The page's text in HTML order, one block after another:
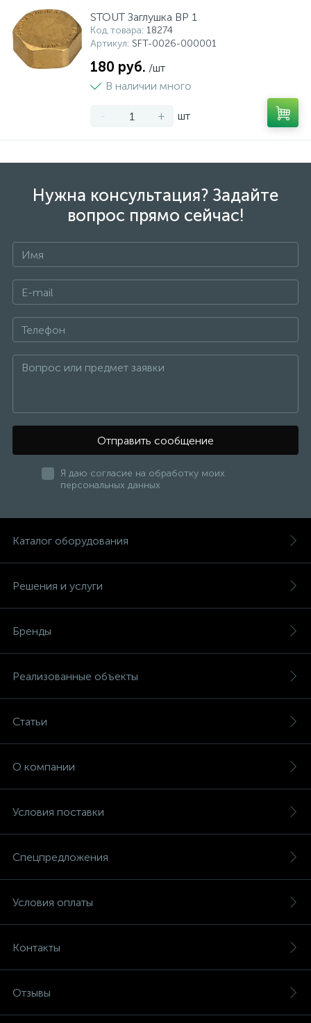
STOUT Заглушка ВР 1
Код товара: 18274
Артикул: SFT-0026-000001
180 руб. /шт
В наличии много
- + шт
Нужна консультация? Задайте
вопрос прямо сейчас!
Отправить сообщение
Я даю согласие на обработку моих
персональных данных
Каталог оборудования
Решения и услуги
Бренды
Реализованные объекты
Статьи
О компании
Условия поставки
Спецпредложения
Условия оплаты
Контакты
Отзывы